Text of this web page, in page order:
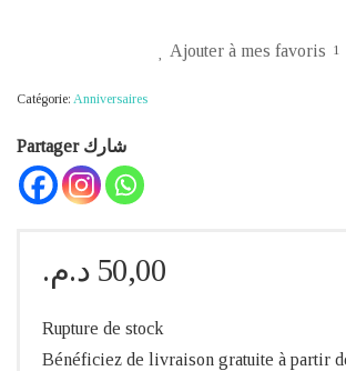
Ajouter à mes favoris 1
Catégorie: Anniversaires
Partager شارك
50,00 د.م.
Rupture de stock
Bénéficiez de livraison gratuite à partir